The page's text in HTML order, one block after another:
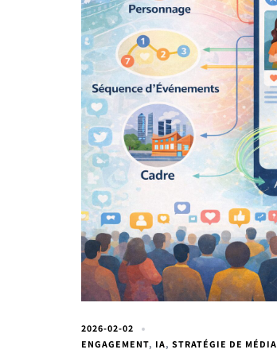
2026-02-02
ENGAGEMENT, IA, STRATÉGIE DE